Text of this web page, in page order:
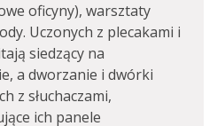
oficyny), warsztaty
Uczonych z plecakami i
siedzący na
a dworzanie i dwórki
z słuchaczami,
ich panele